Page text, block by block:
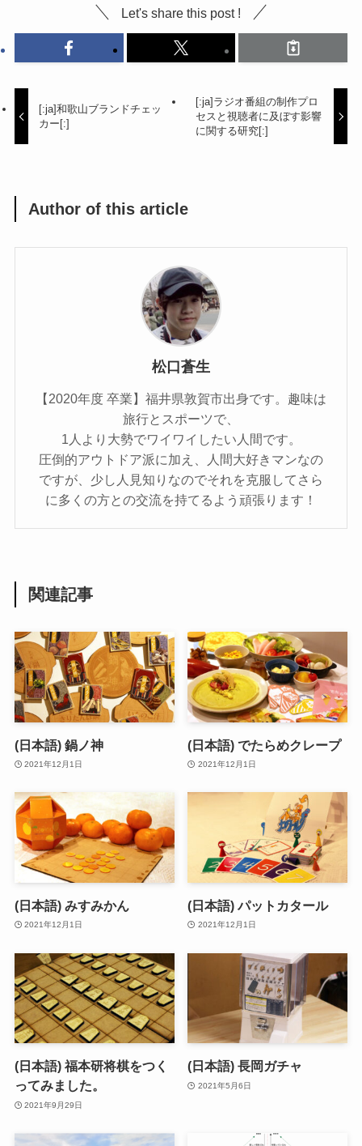
Let's share this post !
[:ja]和歌山ブランドチェッ
カー[:]
[:ja]ラジオ番組の制作プロ
セスと視聴者に及ぼす影響
に関する研究[:]
Author of this article
松口蒼生
【2020年度 卒業】福井県敦賀市出身です。趣味は
旅行とスポーツで、
1人より大勢でワイワイしたい人間です。
圧倒的アウトドア派に加え、人間大好きマンなの
ですが、少し人見知りなのでそれを克服してさら
に多くの方との交流を持てるよう頑張ります！
関連記事
(日本語) 鍋ノ神
2021年12月1日
(日本語) でたらめクレープ
2021年12月1日
(日本語) みすみかん
2021年12月1日
(日本語) パットカタール
2021年12月1日
(日本語) 福本研将棋をつく
ってみました。
2021年9月29日
(日本語) 長岡ガチャ
2021年5月6日